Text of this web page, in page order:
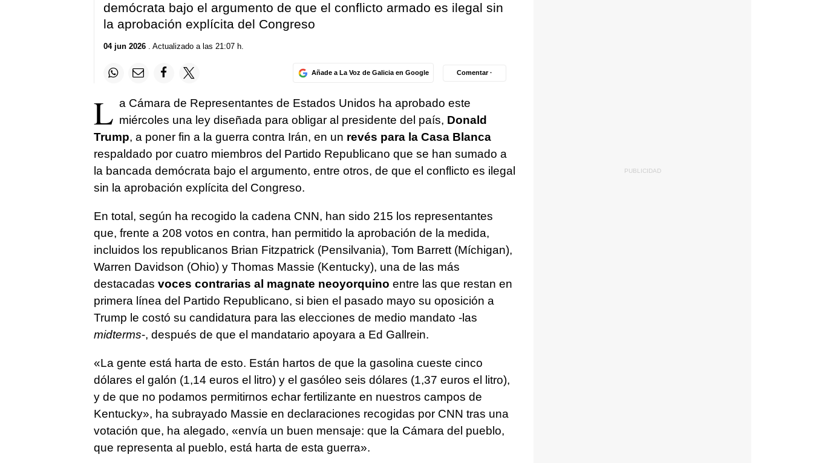
demócrata bajo el argumento de que el conflicto armado es ilegal sin
la aprobación explícita del Congreso
04 jun 2026. Actualizado a las 21:07 h.
Añade a La Voz de Galicia en Google Comentar ·
L a Cámara de Representantes de Estados Unidos ha aprobado este
miércoles una ley diseñada para obligar al presidente del país, Donald
Trump, a poner fin a la guerra contra Irán, en un revés para la Casa Blanca
respaldado por cuatro miembros del Partido Republicano que se han sumado a
la bancada demócrata bajo el argumento, entre otros, de que el conflicto es ilegal
sin la aprobación explícita del Congreso.
En total, según ha recogido la cadena CNN, han sido 215 los representantes
que, frente a 208 votos en contra, han permitido la aprobación de la medida,
incluidos los republicanos Brian Fitzpatrick (Pensilvania), Tom Barrett (Míchigan),
Warren Davidson (Ohio) y Thomas Massie (Kentucky), una de las más
destacadas voces contrarias al magnate neoyorquino entre las que restan en
primera línea del Partido Republicano, si bien el pasado mayo su oposición a
Trump le costó su candidatura para las elecciones de medio mandato -las
midterms-, después de que el mandatario apoyara a Ed Gallrein.
«La gente está harta de esto. Están hartos de que la gasolina cueste cinco
dólares el galón (1,14 euros el litro) y el gasóleo seis dólares (1,37 euros el litro),
y de que no podamos permitirnos echar fertilizante en nuestros campos de
Kentucky», ha subrayado Massie en declaraciones recogidas por CNN tras una
votación que, ha alegado, «envía un buen mensaje: que la Cámara del pueblo,
que representa al pueblo, está harta de esta guerra».